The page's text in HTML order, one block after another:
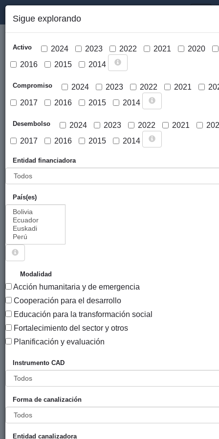
Cargar mapa
Sigue explorando
Activo 2024 2023 2022 2021
2020
2016
2015 2014
Compromiso 2024 2023 2022 2021
2017
2016 2015 2014
Desembolso 2024 2023 2022 2021
2017
2016 2015 2014
Entidad financiadora
País(es)
Modalidad
Acción humanitaria y de emergencia
Cooperación para el desarrollo
Educación para la transformación social
Fortalecimiento del sector y otros
Planificación y evaluación
Instrumento CAD
Forma de canalización
Entidad canalizadora
PROYECTOS CUYO ENTIDAD CANALIZADORA ES
FUNDACIÓN ADSIS.
51 PROYECTOS
Entidad
financiadora
Compartiendo
alternativas desde
Justo, vinculando
lo local y lo global
para impulsar una
ciudadanía activa.
Ayuntamiento
ADSIS